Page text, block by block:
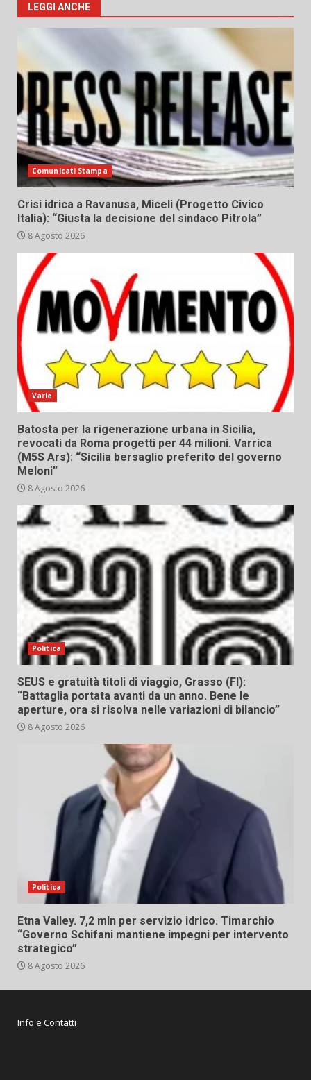
LEGGI ANCHE
Comunicati Stampa
Crisi idrica a Ravanusa, Miceli (Progetto Civico
Italia): “Giusta la decisione del sindaco Pitrola”
8 Agosto 2026
Varie
Batosta per la rigenerazione urbana in Sicilia,
revocati da Roma progetti per 44 milioni. Varrica
(M5S Ars): “Sicilia bersaglio preferito del governo
Meloni”
8 Agosto 2026
Politica
SEUS e gratuità titoli di viaggio, Grasso (FI):
“Battaglia portata avanti da un anno. Bene le
aperture, ora si risolva nelle variazioni di bilancio”
8 Agosto 2026
Politica
Etna Valley. 7,2 mln per servizio idrico. Timarchio
“Governo Schifani mantiene impegni per intervento
strategico”
8 Agosto 2026
Info e Contatti